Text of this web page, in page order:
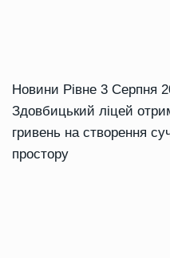
Новини Рівне 3 Серпня
Здовбицький ліцей
гривень на створення
простору